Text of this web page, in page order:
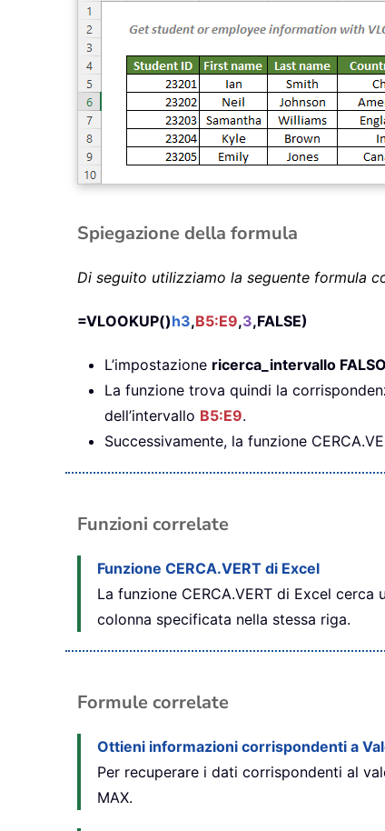
Spiegazione della formula
Di seguito utilizziamo la seguente formula
=VLOOKUP()h3,B5:E9,3,FALSE)
L’impostazione ricerca_intervallo FALSO
La funzione trova quindi la
dell’intervallo B5:E9.
Successivamente, la funzione
Funzioni correlate
Funzione CERCA.VERT di Excel
La funzione CERCA.VERT di Excel
colonna specificata nella stessa riga.
Formule correlate
Ottieni informazioni corrispondenti a
Per recuperare i dati corrispondenti al
MAX.